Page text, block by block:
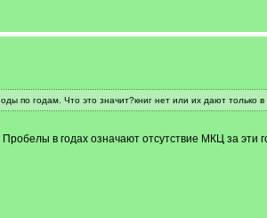
по годам. Что это значит?книг нет или их дают только в
в годах означают отсутствие МКЦ за эти